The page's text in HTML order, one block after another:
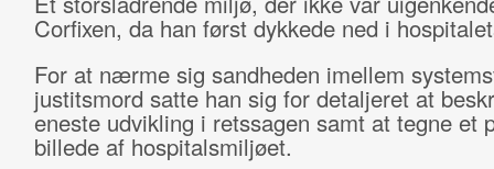
Corfixen, da han først dykkede ned i
For at nærme sig sandheden imellem
justitsmord satte han sig for detaljeret at
eneste udvikling i retssagen samt at tegne et
billede af hospitalsmiljøet.